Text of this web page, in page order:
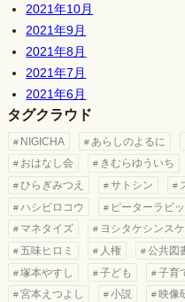
2021年10月
2021年9月
2021年8月
2021年7月
2021年6月
タグクラウド
NIGICHA あらしのよるに
おはなし会
きむらゆういち
ひらぎみつえ
サトシン
ハシビロコウ
ピーターラビ
マネタイズ
ヨシタケシンスケ
五味ヒロミ
人権 公共図
塚本やすし
子ども 子育
宮本えつよし
小説
映像